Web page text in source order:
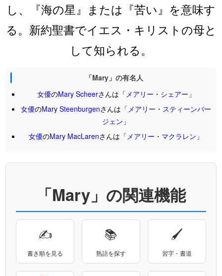
し、『海の星』または『苦い』を意味す
る。新約聖書でイエス・キリストの母と
して知られる。
「Mary」の有名人
女優のMary Scheerさんは「メアリー ・ シェアー 」
女優のMary Steenburgenさんは「メアリー ・ スティーンバー
ジェン 」
女優のMary MacLarenさんは「メアリー ・ マクラレン 」
「Mary」の関連機能
✍
書き順を見る
📚
熟語を探す
🖌
習字・書道